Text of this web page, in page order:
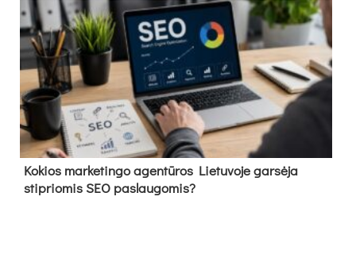
Kokios marketingo agentūros Lietuvoje garsėja
stipriomis SEO paslaugomis?